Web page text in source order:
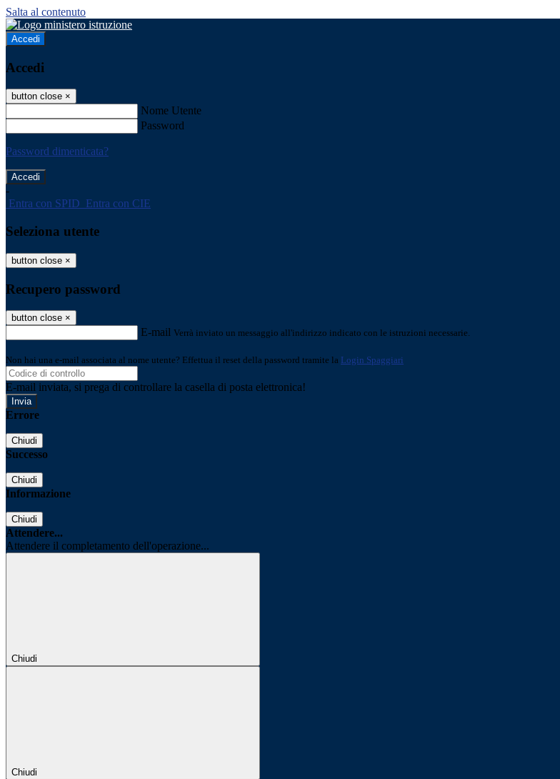
Salta al contenuto
Accedi
Accedi
button close ×
Nome Utente
Password
Password dimenticata?
-
Entra con SPID Entra con CIE
Seleziona utente
button close ×
Recupero password
button close ×
E-mail Verrà inviato un messaggio all'indirizzo indicato con le istruzioni necessarie.
Non hai una e-mail associata al nome utente? Effettua il reset della password tramite la Login Spaggiari
E-mail inviata, si prega di controllare la casella di posta elettronica!
Errore
Chiudi
Successo
Chiudi
Informazione
Chiudi
Attendere...
Attendere il completamento dell'operazione...
Chiudi
Chiudi